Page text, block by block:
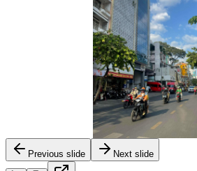
Previous slide Next slide